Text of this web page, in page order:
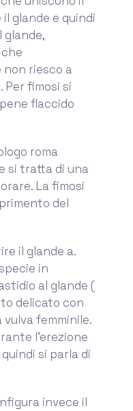
glande e quindi
glande,
riesco a
fimosi si
flaccido
roma
si tratta di una
La fimosi
del
il glande a.
in
al glande (
delicato con
femminile.
l’erezione
si parla di
invece il